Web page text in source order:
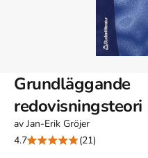
Grundläggande
redovisningsteori
av Jan-Erik Gröjer
4.7
(21)